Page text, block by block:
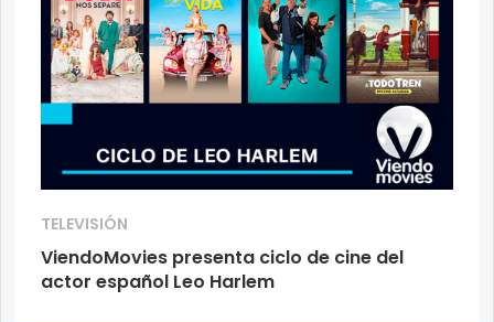
TELEVISIÓN
ViendoMovies presenta ciclo de cine del
actor español Leo Harlem